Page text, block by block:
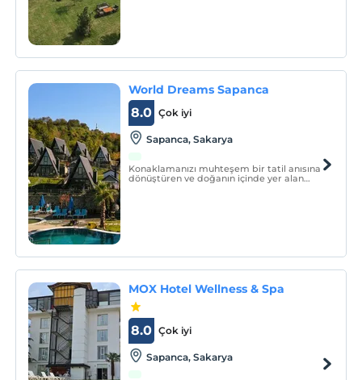
World Dreams Sapanca
Çok iyi
8.0
Sapanca, Sakarya
Konaklamanızı muhteşem bir tatil anısına
dönüştüren ve doğanın içinde yer alan
MOX Hotel Wellness & Spa
Çok iyi
8.0
Sapanca, Sakarya